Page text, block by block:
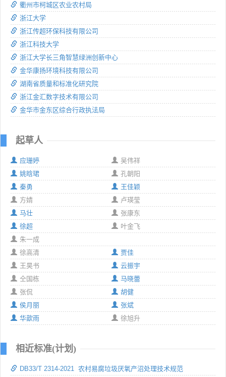
衢州市柯城区农业农村局
浙江大学
浙江传超环保科技有限公司
浙江科技大学
浙江大学长三角智慧绿洲创新中心
金华康扬环境科技有限公司
湖南省质量和标准化研究院
浙江金汇数字技术有限公司
金华市金东区综合行政执法局
起草人
应珊婷
吴伟祥
姚晗珺
孔朝阳
秦勇
王佳颖
方婧
卢瑛莹
马壮
张康东
徐超
叶金飞
朱一成
徐高清
贾佳
王昊书
云振宇
仝国栋
马晓蕾
张侃
胡健
侯月丽
张斌
华歆雨
徐旭升
相近标准(计划)
DB33/T 2314-2021 农村易腐垃圾厌氧产沼处理技术规范